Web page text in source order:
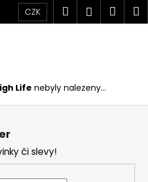
CZK Hledat
Life nebyly nalezeny...
či slevy!